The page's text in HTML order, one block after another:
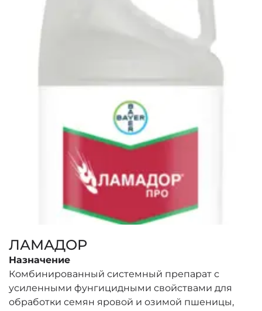
ЛАМАДОР
Назначение
Комбинированный системный препарат с
усиленными фунгицидными свойствами для
обработки семян яровой и озимой пшеницы,